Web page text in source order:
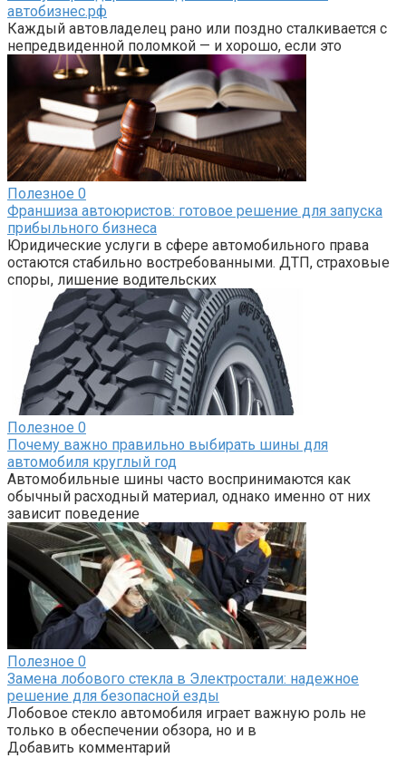
автобизнес.рф
Каждый автовладелец рано или поздно сталкивается с
непредвиденной поломкой — и хорошо, если это
Полезное 0
Франшиза автоюристов: готовое решение для запуска
прибыльного бизнеса
Юридические услуги в сфере автомобильного права
остаются стабильно востребованными. ДТП, страховые
споры, лишение водительских
Полезное 0
Почему важно правильно выбирать шины для
автомобиля круглый год
Автомобильные шины часто воспринимаются как
обычный расходный материал, однако именно от них
зависит поведение
Полезное 0
Замена лобового стекла в Электростали: надежное
решение для безопасной езды
Лобовое стекло автомобиля играет важную роль не
только в обеспечении обзора, но и в
Добавить комментарий